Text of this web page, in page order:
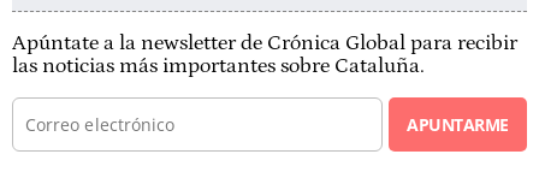
Apúntate a la newsletter de Crónica Global para recibir
las noticias más importantes sobre Cataluña.
APUNTARME